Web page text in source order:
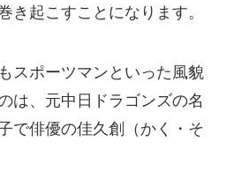
き起こすことになります。
スポーツマンといった風貌
は、元中日ドラゴンズの名
で俳優の佳久創（かく・そ